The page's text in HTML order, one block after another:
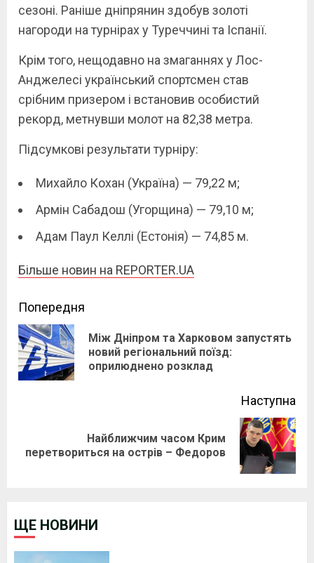
сезоні. Раніше дніпрянин здобув золоті
нагороди на турнірах у Туреччині та Іспанії.
Крім того, нещодавно на змаганнях у Лос-
Анджелесі український спортсмен став
срібним призером і встановив особистий
рекорд, метнувши молот на 82,38 метра.
Підсумкові результати турніру:
Михайло Кохан (Україна) — 79,22 м;
Армін Сабадош (Угорщина) — 79,10 м;
Адам Паул Келлі (Естонія) — 74,85 м.
Більше новин на REPORTER.UA
Continue
Reading
Попередня
Між Дніпром та Харковом запустять
новий регіональний поїзд:
оприлюднено розклад
Наступна
post:
Найближчим часом Крим
перетвориться на острів – Федоров
ЩЕ НОВИНИ